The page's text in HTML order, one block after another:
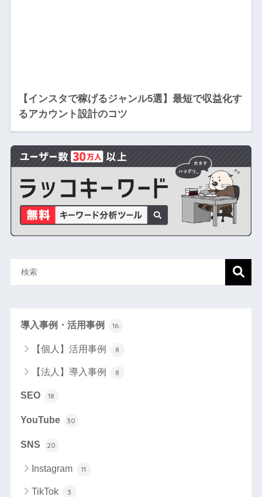
【インスタで稼げるジャンル5選】最短で収益化す
るアカウント設計のコツ
導入事例・活用事例 16
【個人】活用事例 8
【法人】導入事例 8
SEO 18
YouTube 30
SNS 20
Instagram 11
TikTok 3